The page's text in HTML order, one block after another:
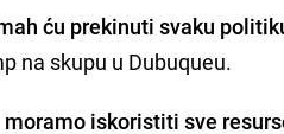
ću prekinuti svaku
na skupu u Dubuqueu.
moramo iskoristiti sve